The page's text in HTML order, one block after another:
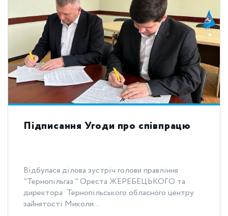
Підписання Угоди про співпрацю
Відбулася ділова зустріч голови правління
"Тернопільгаз " Ореста ЖЕРЕБЕЦЬКОГО та
директора Тернопільського обласного центру
зайнятості Миколи...